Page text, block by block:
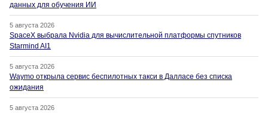
данных для обучения ИИ
5 августа 2026
SpaceX выбрала Nvidia для вычислительной платформы спутников
Starmind AI1
5 августа 2026
Waymo открыла сервис беспилотных такси в Далласе без списка
ожидания
5 августа 2026